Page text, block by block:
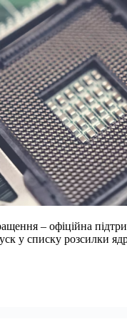
– офіційна
у списку розсилки